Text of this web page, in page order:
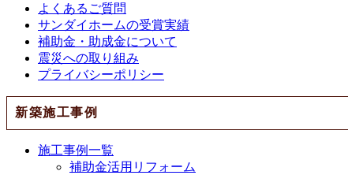
よくあるご質問
サンダイホームの受賞実績
補助金・助成金について
震災への取り組み
プライバシーポリシー
新築施工事例
施工事例一覧
補助金活用リフォーム